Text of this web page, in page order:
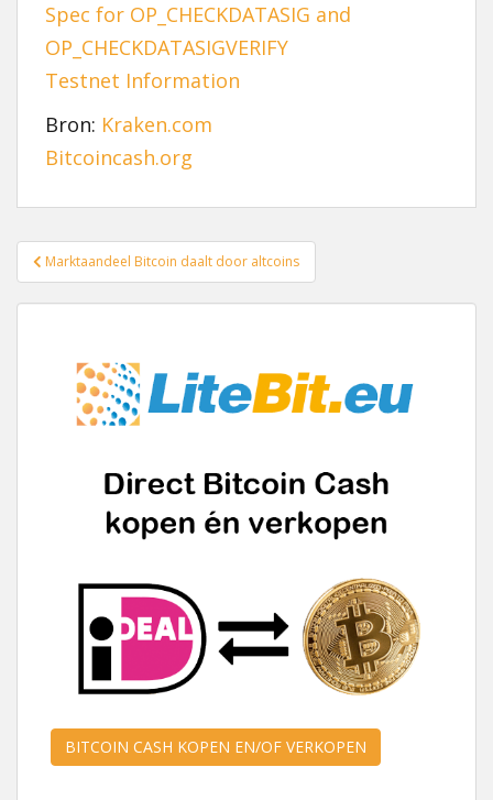
Spec for OP_CHECKDATASIG and
OP_CHECKDATASIGVERIFY
Testnet Information
Bron: Kraken.com
Bitcoincash.org
Bericht
navigatie
Marktaandeel Bitcoin daalt door altcoins
BITCOIN CASH KOPEN EN/OF VERKOPEN